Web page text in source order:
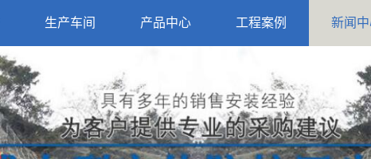
生产车间 产品中心 工程案例 新闻